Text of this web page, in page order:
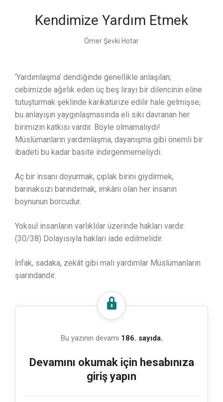
Kendimize Yardım Etmek
Ömer Şevki Hotar
‘Yardımlaşma’ dendiğinde genellikle anlaşılan;
cebimizde ağırlık eden üç beş lirayı bir dilencinin eline
tutuşturmak şeklinde karikatürize edilir hale gelmişse;
bu anlayışın yaygınlaşmasında eli sıkı davranan her
birimizin katkısı vardır. Böyle olmamalıydı!
Müslümanların yardımlaşma, dayanışma gibi önemli bir
ibadeti bu kadar basite indirgenmemeliydi.
Aç bir insanı doyurmak, çıplak birini giydirmek,
barınaksızı barındırmak, imkânı olan her insanın
boynunun borcudur.
Yoksul insanların varlıklılar üzerinde hakları vardır.
(30/38) Dolayısıyla hakları iade edilmelidir.
İnfak, sadaka, zekât gibi mali yardımlar Müslümanların
şiarındandır.
Bu yazının devamı 186. sayıda.
Devamını okumak için hesabınıza
giriş yapın